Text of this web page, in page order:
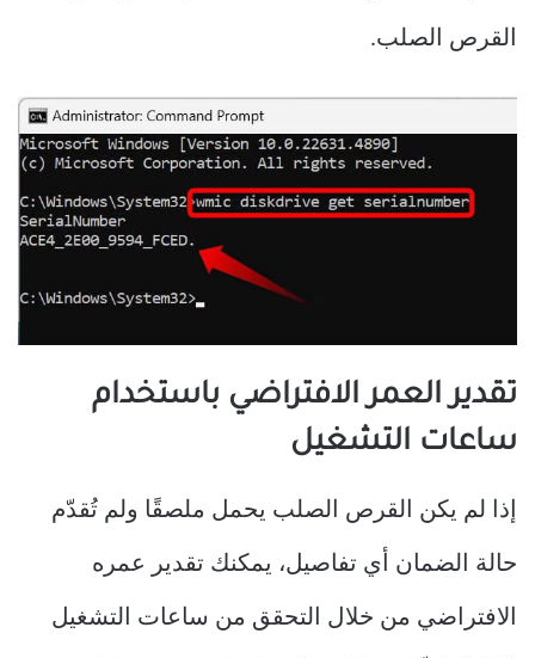
القرص الصلب.
تقدير العمر الافتراضي باستخدام
ساعات التشغيل
إذا لم يكن القرص الصلب يحمل ملصقًا ولم تُقدّم
حالة الضمان أي تفاصيل، يمكنك تقدير عمره
الافتراضي من خلال التحقق من ساعات التشغيل